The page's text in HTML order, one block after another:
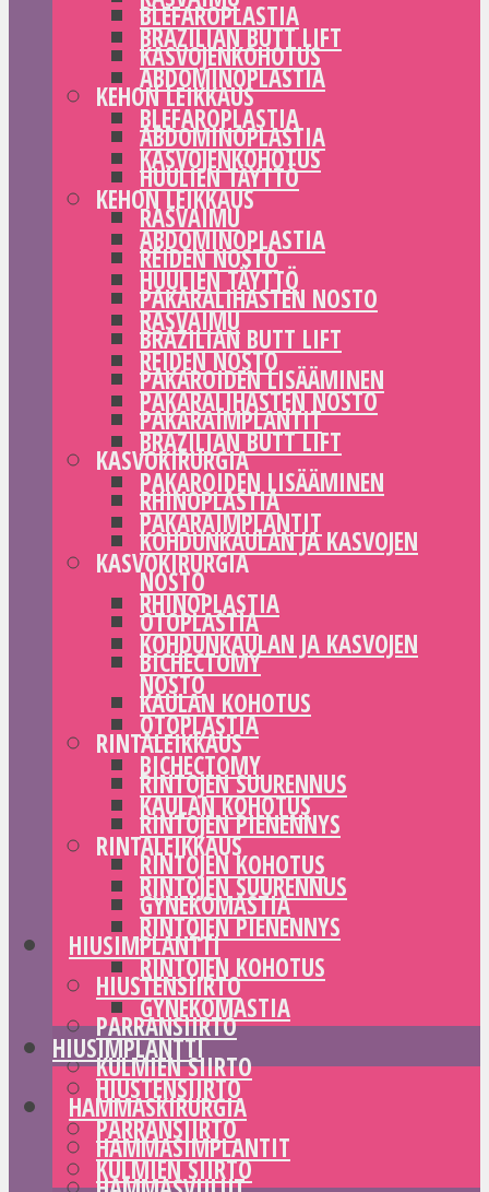
BLEFAROPLASTIA
KASVOJENKOHOTUS
KEHON LEIKKAUS
ABDOMINOPLASTIA
HUULIEN TÄYTTÖ
RASVAIMU
REIDEN NOSTO
PAKARALIHASTEN NOSTO
BRAZILIAN BUTT LIFT
PAKAROIDEN LISÄÄMINEN
PAKARAIMPLANTIT
KASVOKIRURGIA
RHINOPLASTIA
KOHDUNKAULAN JA KASVOJEN
NOSTO
OTOPLASTIA
BICHECTOMY
KAULAN KOHOTUS
RINTALEIKKAUS
RINTOJEN SUURENNUS
RINTOJEN PIENENNYS
RINTOJEN KOHOTUS
GYNEKOMASTIA
HIUSIMPLANTTI
HIUSTENSIIRTO
PARRANSIIRTO
KULMIEN SIIRTO
HAMMASKIRURGIA
HAMMASIMPLANTIT
BRAZILIAN BUTT LIFT
ABDOMINOPLASTIA
BLEFAROPLASTIA
KASVOJENKOHOTUS
KEHON LEIKKAUS
ABDOMINOPLASTIA
HUULIEN TÄYTTÖ
RASVAIMU
REIDEN NOSTO
PAKARALIHASTEN NOSTO
BRAZILIAN BUTT LIFT
PAKAROIDEN LISÄÄMINEN
PAKARAIMPLANTIT
KASVOKIRURGIA
RHINOPLASTIA
KOHDUNKAULAN JA KASVOJEN
NOSTO
OTOPLASTIA
BICHECTOMY
KAULAN KOHOTUS
RINTALEIKKAUS
RINTOJEN SUURENNUS
RINTOJEN PIENENNYS
RINTOJEN KOHOTUS
GYNEKOMASTIA
HIUSIMPLANTTI
HIUSTENSIIRTO
PARRANSIIRTO
KULMIEN SIIRTO